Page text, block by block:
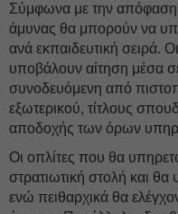
Σύμφωνα με την
άμυνας θα μπορούν να
ανά εκπαιδευτική σειρά.
υποβάλουν αίτηση μέσα
συνοδευόμενη από
εξωτερικού, τίτλους
αποδοχής των όρων
Οι οπλίτες που θα
στρατιωτική στολή και θα
ενώ πειθαρχικά θα